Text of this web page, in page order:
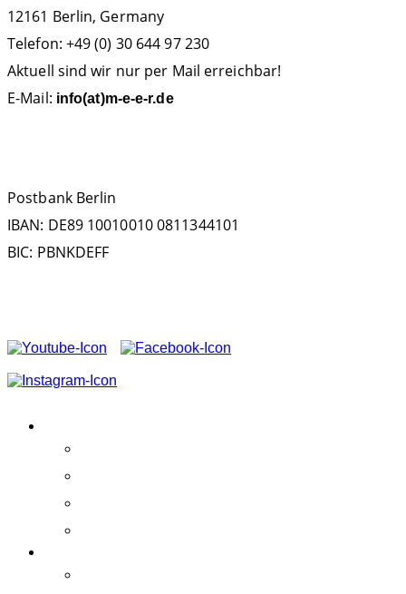
12161 Berlin, Germany
Telefon: +49 (0) 30 644 97 230
Aktuell sind wir nur per Mail erreichbar!
E-Mail: info(at)m-e-e-r.de
Postbank Berlin
IBAN: DE89 10010010 0811344101
BIC: PBNKDEFF